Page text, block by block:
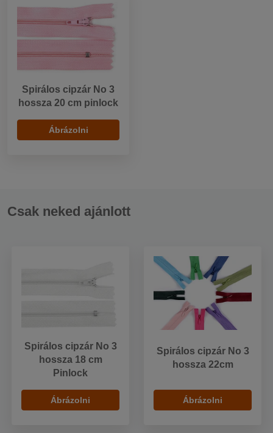
Spirálos cipzár No 3
hossza 20 cm pinlock
Ábrázolni
Csak neked ajánlott
Spirálos cipzár No 3
hossza 18 cm
Pinlock
Ábrázolni
Spirálos cipzár No 3
hossza 22cm
Ábrázolni